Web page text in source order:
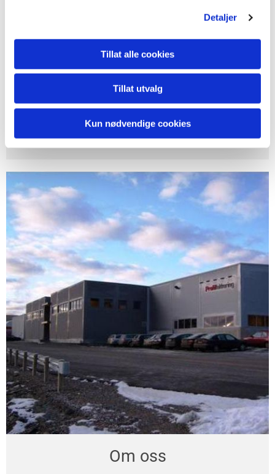
Detaljer
Tillat alle cookies
Tillat utvalg
Kun nødvendige cookies
Lager & logistikk
I forbindelse med overflatebehandling kan vi også tilby
tjenester innen lager og logistikk...
Om oss